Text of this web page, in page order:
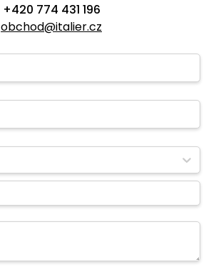
+420 774 431 196
obchod@italier.cz